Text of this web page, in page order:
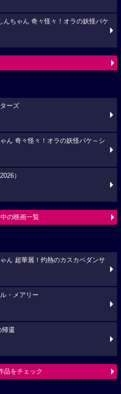
ちゃん 奇々怪々！オラの妖怪バケ
ーズ
ん 奇々怪々！オラの妖怪バケ～シ
）
の映画一覧
ん 超華麗！灼熱のカスカベダンサ
・メアリー
帰還
品をチェック